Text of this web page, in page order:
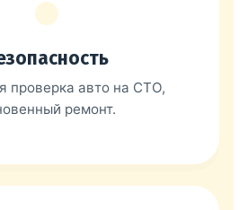
проверка авто на СТО,
ремонт.